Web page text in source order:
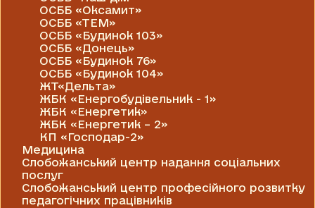
ОСББ «Оксамит»
ОСББ «ТЕМ»
ОСББ «Будинок 103»
ОСББ «Донець»
ОСББ «Будинок 76»
ОСББ «Будинок 104»
ЖТ«Дельта»
ЖБК «Енергобудівельник - 1»
ЖБК «Енергетик»
ЖБК «Енергетик – 2»
КП «Господар-2»
Медицина
Слобожанський центр надання соціальних
послуг
Слобожанський центр професійного розвитку
педагогічних працівників